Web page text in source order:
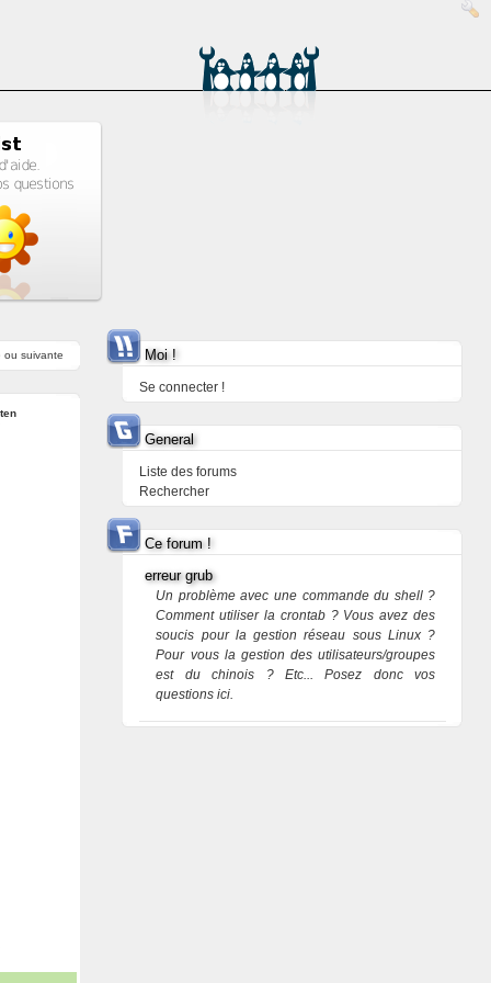
ou suivante Moi !
Se connecter !
General
Liste des forums
Rechercher
Ce forum !
erreur grub
Un problème avec une commande du shell ?
Comment utiliser la crontab ? Vous avez des
soucis pour la gestion réseau sous Linux ?
Pour vous la gestion des utilisateurs/groupes
est du chinois ? Etc... Posez donc vos
questions ici.